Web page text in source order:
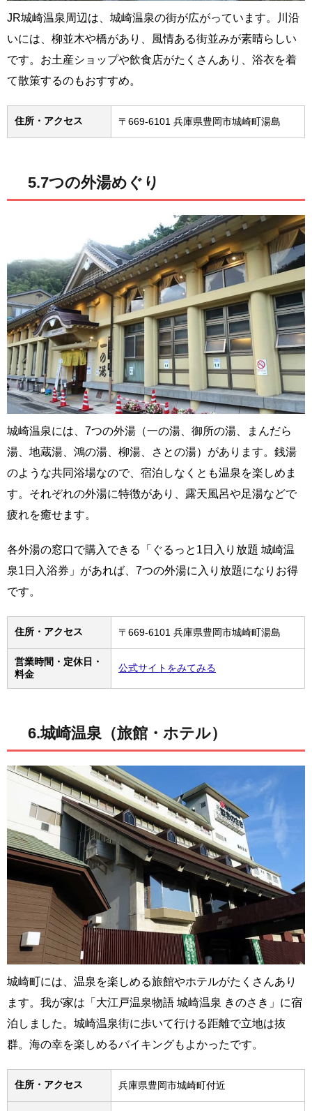
JR城崎温泉周辺は、城崎温泉の街が広がっています。川沿
いには、柳並木や橋があり、風情ある街並みが素晴らしい
です。お土産ショップや飲食店がたくさんあり、浴衣を着
て散策するのもおすすめ。
住所・アクセス 〒669-6101 兵庫県豊岡市城崎町湯島
5.7つの外湯めぐり
城崎温泉には、7つの外湯（一の湯、御所の湯、まんだら
湯、地蔵湯、鴻の湯、柳湯、さとの湯）があります。銭湯
のような共同浴場なので、宿泊しなくとも温泉を楽しめま
す。それぞれの外湯に特徴があり、露天風呂や足湯などで
疲れを癒せます。
各外湯の窓口で購入できる「ぐるっと1日入り放題 城崎温
泉1日入浴券」があれば、7つの外湯に入り放題になりお得
です。
住所・アクセス 〒669-6101 兵庫県豊岡市城崎町湯島
営業時間・定休日・
料金
公式サイトをみてみる
6.城崎温泉（旅館・ホテル）
城崎町には、温泉を楽しめる旅館やホテルがたくさんあり
ます。我が家は「大江戸温泉物語 城崎温泉 きのさき」に宿
泊しました。城崎温泉街に歩いて行ける距離で立地は抜
群。海の幸を楽しめるバイキングもよかったです。
住所・アクセス 兵庫県豊岡市城崎町付近